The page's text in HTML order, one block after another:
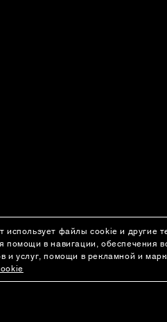
использует файлы cookie и другие
помощи в навигации, обеспечения
и услуг, помощи в рекламной и